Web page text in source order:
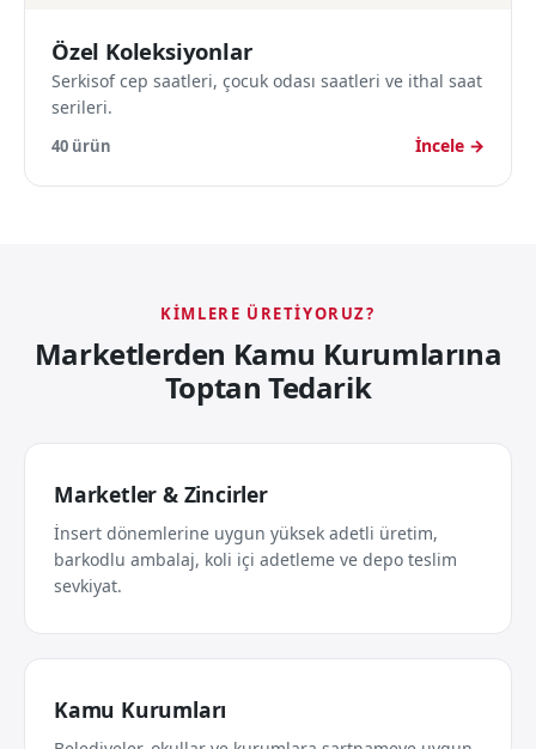
Özel Koleksiyonlar
Serkisof cep saatleri, çocuk odası saatleri ve ithal saat
serileri.
40 ürün İncele →
KIMLERE ÜRETIYORUZ?
Marketlerden Kamu Kurumlarına
Toptan Tedarik
Marketler & Zincirler
İnsert dönemlerine uygun yüksek adetli üretim,
barkodlu ambalaj, koli içi adetleme ve depo teslim
sevkiyat.
Kamu Kurumları